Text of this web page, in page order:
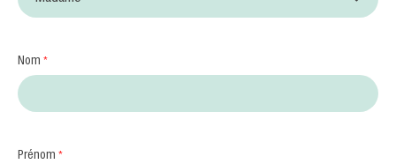
Nom *
Prénom *